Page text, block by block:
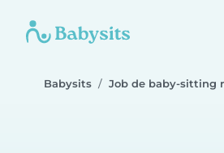
Babysits Job de baby-sitting